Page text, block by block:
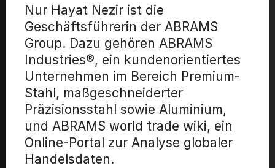
Nur Hayat Nezir ist die
Geschäftsführerin der ABRAMS
Group. Dazu gehören ABRAMS
Industries®, ein kundenorientiertes
Unternehmen im Bereich Premium-
Stahl, maßgeschneiderter
Präzisionsstahl sowie Aluminium,
und ABRAMS world trade wiki, ein
Online-Portal zur Analyse globaler
Handelsdaten.